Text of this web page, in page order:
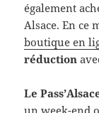
également
Alsace. En ce
boutique en
réduction
Le